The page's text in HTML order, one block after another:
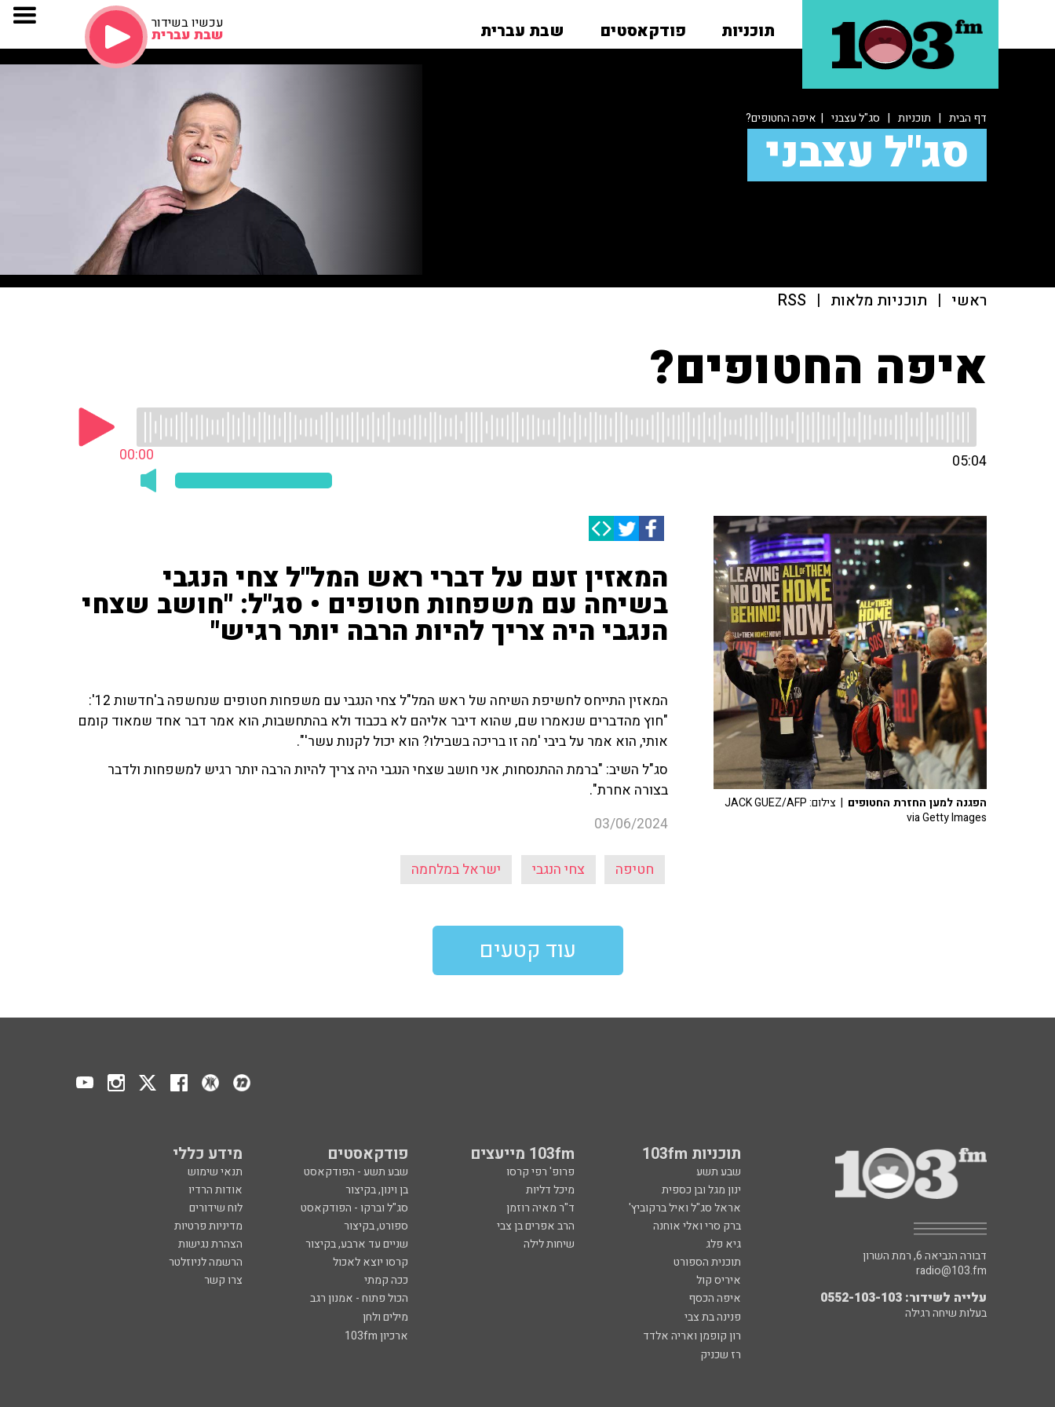
תוכניות פודקאסטים שבת עברית עכשיו בשידור
שבת עברית
דף הבית | תוכניות | סג"ל עצבני | איפה החטופים?
סג"ל עצבני
ראשי | תוכניות מלאות |
RSS
איפה החטופים?
00:00 05:04
המאזין זעם על דברי ראש המל"ל צחי הנגבי
בשיחה עם משפחות חטופים • סג"ל: "חושב שצחי
הנגבי היה צריך להיות הרבה יותר רגיש"
המאזין התייחס לחשיפת השיחה של ראש המל"ל צחי הנגבי עם משפחות חטופים שנחשפה ב'חדשות 12':
"חוץ מהדברים שנאמרו שם, שהוא דיבר אליהם לא בכבוד ולא בהתחשבות, הוא אמר דבר אחד שמאוד קומם
אותי, הוא אמר על ביבי 'מה זו בריכה בשבילו? הוא יכול לקנות עשר'".
סג"ל השיב: "ברמת ההתנסחות, אני חושב שצחי הנגבי היה צריך להיות הרבה יותר רגיש למשפחות ולדבר
בצורה אחרת".
03/06/2024
חטיפה צחי הנגבי ישראל במלחמה
הפגנה למען החזרת החטופים
| צילום: JACK GUEZ/AFP
via Getty Images
עוד קטעים
תוכניות 103fm 103fm מייעצים פודקאסטים מידע כללי
שבע תשע פרופ' רפי קרסו שבע תשע - הפודקאסט
תנאי שימוש
ינון מגל ובן כספית
מיכל דליות בן וינון, בקיצור
אודות הרדיו
אראל סג"ל ואיל ברקוביץ'
ד"ר מאיה רוזמן סג"ל וברקו - הפודקאסט
לוח שידורים
ברק סרי ואלי אוחנה
הרב אפרים בן צבי ספורט, בקיצור
מדיניות פרטיות
גיא פלג
שיחות לילה שניים עד ארבע, בקיצור
הצהרת נגישות
תוכנית הספורט
קרסו יוצא לאכול
הרשמה לניוזלטר
איריס קול
ככה קמתי
צרו קשר
איפה הכסף
הכול פתוח - אמנון רגב
פנינה בת צבי
מילים ולחן
רון קופמן ואריה אלדד
ארכיון 103fm
רז שכניק
דבורה הנביאה 6, רמת השרון
radio@103.fm
עלייה לשידור: 0552-103-103
בעלות שיחה רגילה